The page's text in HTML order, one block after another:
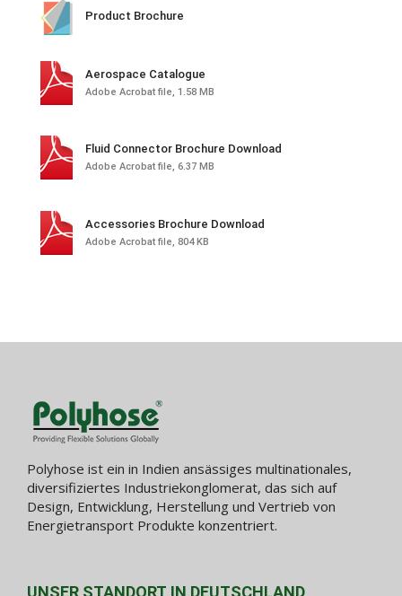
Product Brochure
Aerospace Catalogue
Adobe Acrobat file, 1.58 MB
Fluid Connector Brochure Download
Adobe Acrobat file, 6.37 MB
Accessories Brochure Download
Adobe Acrobat file, 804 KB
Polyhose ist ein in Indien ansässiges multinationales,
diversifiziertes Industriekonglomerat, das sich auf
Design, Entwicklung, Herstellung und Vertrieb von
Energietransport Produkte konzentriert.
UNSER STANDORT IN DEUTSCHLAND